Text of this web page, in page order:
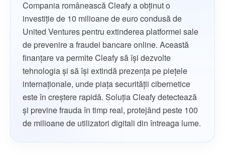
Compania românească Cleafy a obținut o
investiție de 10 milioane de euro condusă de
United Ventures pentru extinderea platformei sale
de prevenire a fraudei bancare online. Această
finanțare va permite Cleafy să își dezvolte
tehnologia și să își extindă prezența pe piețele
internaționale, unde piața securității cibernetice
este în creștere rapidă. Soluția Cleafy detectează
și previne frauda în timp real, protejând peste 100
de milioane de utilizatori digitali din întreaga lume.